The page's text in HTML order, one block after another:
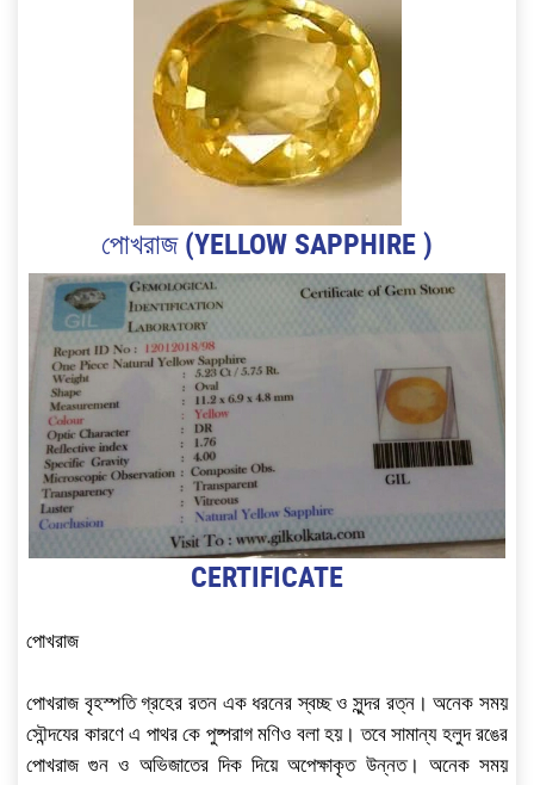
পোখরাজ (YELLOW SAPPHIRE )
CERTIFICATE
পোখরাজ
পোখরাজ বৃহস্পতি গ্রহের রতন এক ধরনের স্বচ্ছ ও সুন্দর রত্ন। অনেক সময়
সৌন্দযের কারণে এ পাথর কে পুষ্পরাগ মণিও বলা হয়। তবে সামান্য হলুদ রঙের
পোখরাজ গুন ও অভিজাতের দিক দিয়ে অপেক্ষাকৃত উন্নত। অনেক সময়